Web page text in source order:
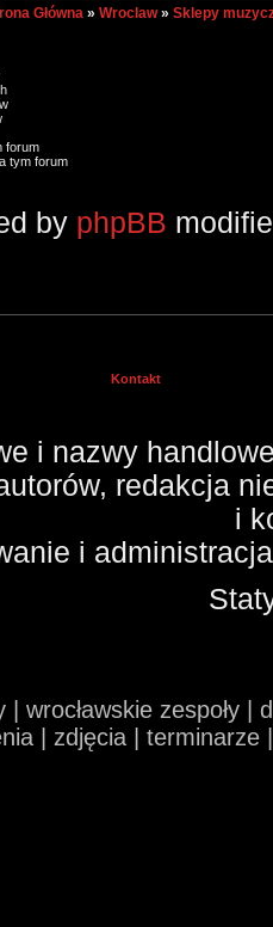
Główna » Wroclaw» Sklepy
forum
tym forum
by phpBB
Kontakt
i nazwy
redakcja
i
i
| wrocławskie zespoły
| zdjęcia |